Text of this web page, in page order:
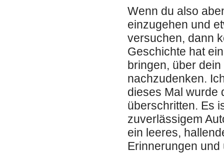
Wenn du also
einzugehen und
versuchen, dann
Geschichte hat
bringen, über
nachzudenken.
dieses Mal wurde
überschritten. Es
zuverlässigem
ein leeres,
Erinnerungen